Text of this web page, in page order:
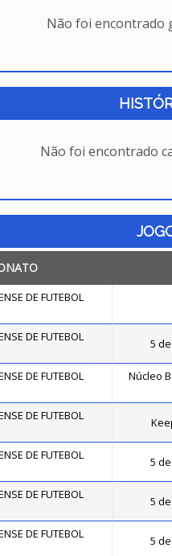
Não foi encontrado
Não foi encontrado
DE FUTEBOL
DE FUTEBOL
5
DE FUTEBOL
Núcleo
DE FUTEBOL
DE FUTEBOL
5
DE FUTEBOL
5
DE FUTEBOL
5